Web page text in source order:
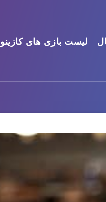
لیست بازی های کازینو